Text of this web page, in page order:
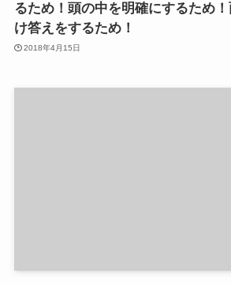
るため！頭の中を明確にするため
け答えをするため！
2018年4月15日